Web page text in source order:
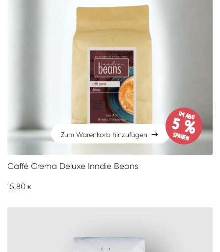
Zum Warenkorb hinzufügen
Zum Warenkorb hinzufügen
im Abo
5 %
sparen
Caffé Crema Deluxe Inndie Beans
15,80 €